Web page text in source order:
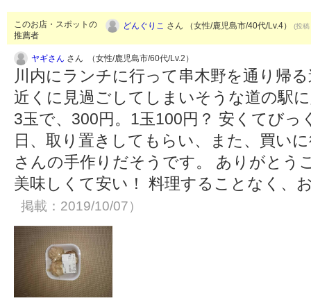
このお店・スポットの
推薦者
どんぐりこ さん （女性/鹿児島市/40代/Lv.4） (投
ヤギさん さん （女性/鹿児島市/60代/Lv.2）
川内にランチに行って串木野を通り帰
近くに見過ごしてしまいそうな道の駅
3玉で、300円。1玉100円？ 安くてび
日、取り置きしてもらい、また、買い
さんの手作りだそうです。 ありがとう
美味しくて安い！ 料理することなく、
掲載：2019/10/07）